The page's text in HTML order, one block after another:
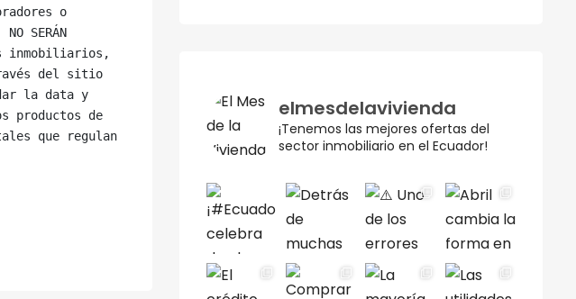
o
SERÁN
inmobiliarios,
del sitio
la data y
productos de
que regulan
elmesdelavivienda
¡Tenemos las mejores ofertas del
sector inmobiliario en el Ecuador!